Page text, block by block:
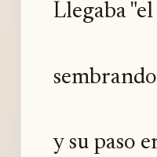
Llegaba
y su paso